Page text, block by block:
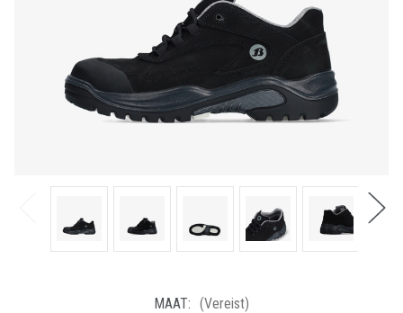
MAAT: (Vereist)